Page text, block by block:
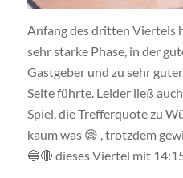
Anfang des dritten Viertels
sehr starke Phase, in der
Gastgeber und zu sehr
Seite führte. Leider ließ
Spiel, die Trefferquote zu
kaum was 😪 , trotzdem
🔵🔴 dieses Viertel mit